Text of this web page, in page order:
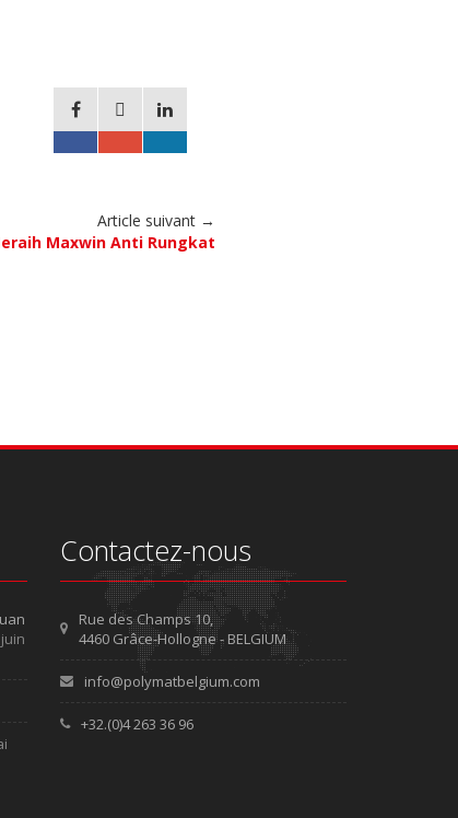
Article suivant →
Maxwin Anti Rungkat
Contactez-nous
Rue des Champs 10,
4460 Grâce-Hollogne - BELGIUM
info@polymatbelgium.com
+32.(0)4 263 36 96